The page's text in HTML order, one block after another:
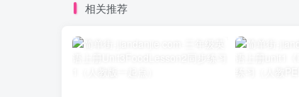
相关推荐